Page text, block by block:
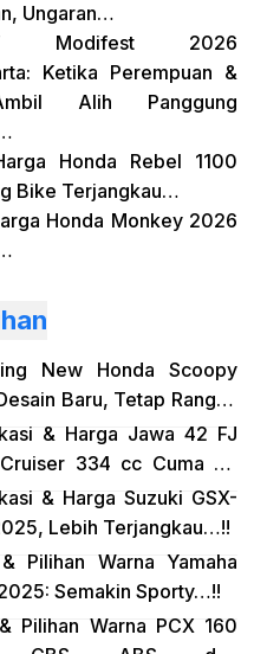
Ungaran…
Modifest 2026
Ketika Perempuan &
Alih Panggung
Honda Rebel 1100
Bike Terjangkau…
Honda Monkey 2026
New Honda Scoopy
Baru, Tetap Rangka
& Harga Jawa 42 FJ
334 cc Cuma 38
& Harga Suzuki GSX-
Lebih Terjangkau…!!
Pilihan Warna Yamaha
Semakin Sporty…!!
Pilihan Warna PCX 160